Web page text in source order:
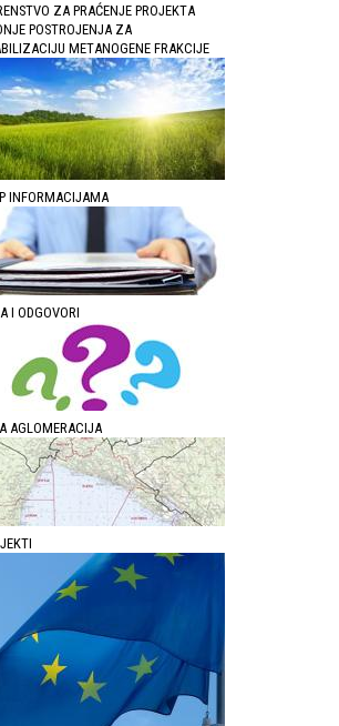
ZA PRAĆENJE PROJEKTA
POSTROJENJA ZA
METANOGENE FRAKCIJE
INFORMACIJAMA
I ODGOVORI
AGLOMERACIJA